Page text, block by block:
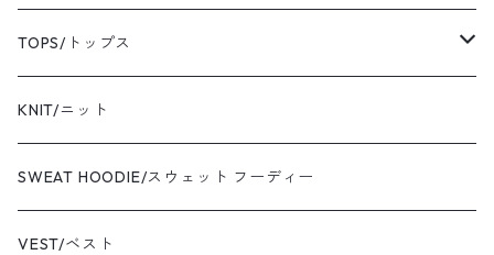
sassafras/ササフラス
yonetomi/ヨネトミ
newbalance/ニューバランス
champion/チャンピオン
coat/コート
blouson/ブルゾン
jacket/ジャケット
TOPS/トップス
shirt/シャツ
T-shirt/Tシャツ
sweat/スウェット
KNIT/ニット
SWEAT HOODIE/スウェット フーディー
VEST/ベスト